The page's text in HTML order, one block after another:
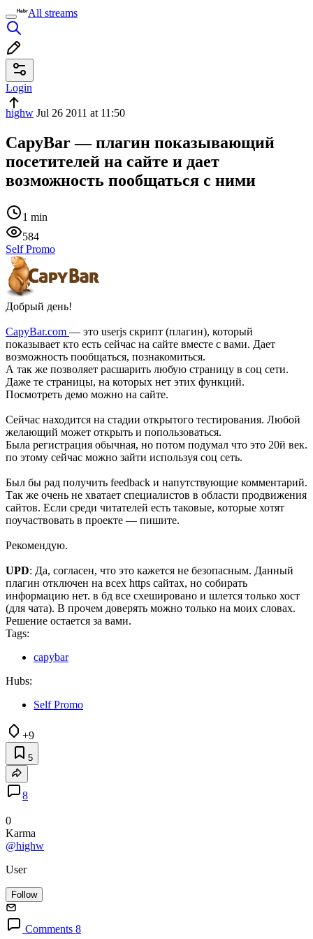
All streams
Login
highw Jul 26 2011 at 11:50
CapyBar — плагин показывающий
посетителей на сайте и дает
возможность пообщаться с ними
1 min
584
Self Promo
Добрый день!
CapyBar.com — это userjs скрипт (плагин), который
показывает кто есть сейчас на сайте вместе с вами. Дает
возможность пообщаться, познакомиться.
А так же позволяет расшарить любую страницу в соц сети.
Даже те страницы, на которых нет этих функций.
Посмотреть демо можно на сайте.
Сейчас находится на стадии открытого тестирования. Любой
желающий может открыть и попользоваться.
Была регистрация обычная, но потом подумал что это 20й век.
по этому сейчас можно зайти используя соц сеть.
Был бы рад получить feedback и напутствующие комментарий.
Так же очень не хватает специалистов в области продвижения
сайтов. Если среди читателей есть таковые, которые хотят
поучаствовать в проекте — пишите.
Рекомендую.
UPD: Да, согласен, что это кажется не безопасным. Данный
плагин отключен на всех https сайтах, но собирать
информацию нет. в бд все схешировано и шлется только хост
(для чата). В прочем доверять можно только на моих словах.
Решение остается за вами.
Tags:
capybar
Hubs:
Self Promo
+9
5
8
0
Karma
@highw
User
Follow
Comments 8